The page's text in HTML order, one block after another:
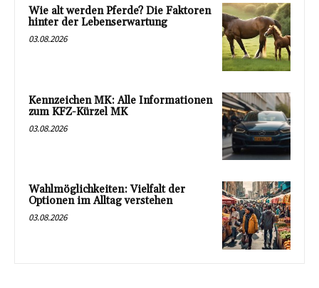
Wie alt werden Pferde? Die Faktoren
hinter der Lebenserwartung
03.08.2026
Kennzeichen MK: Alle Informationen
zum KFZ-Kürzel MK
03.08.2026
Wahlmöglichkeiten: Vielfalt der
Optionen im Alltag verstehen
03.08.2026